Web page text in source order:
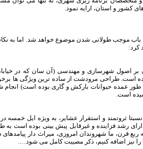
کشور و استان، ارایه نمود.
موجب طولانی شدن موضوع خواهد شد. اما به
کرد:
ی ۲۰ شمسی آغاز شده، چندان بر اصول شهرسازی و مهندسی (آن سان که در
است. طراحی مرودشت از ساده ترین ویژگی ها
آن روز ( که به طور عمده حیوانات بارکش و گاری بوده است)
ثروتمند و استقرار عشایر، به ویژه ایل خمسه
رشد فزاینده و غیرقابل پیش بینی بوده است به
قرن، ما شهروندان امروزی، میراث دار
را نیز اضافه کنیم، ذکر مصیبت کامل می شود….